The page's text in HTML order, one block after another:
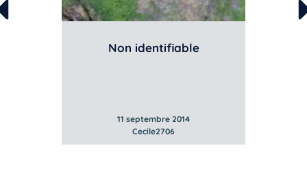
Non identifiable
11 septembre 2014
Cecile2706